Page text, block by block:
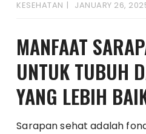
KESEHATAN JANUARY 26,
MANFAAT
UNTUK TUBUH
YANG LEBIH
Sarapan sehat adalah